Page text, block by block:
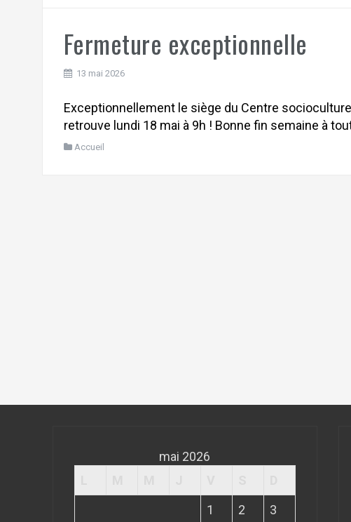
Fermeture exceptionnelle
13 mai 2026
Exceptionnellement le siège du Centre
retrouve lundi 18 mai à 9h ! Bonne fin semaine à
Accueil
mai 2026
1
2 3